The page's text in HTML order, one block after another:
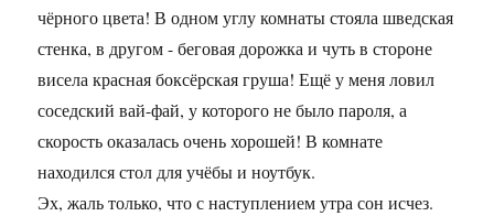
чёрного цвета! В одном углу комнаты стояла шведская
стенка, в другом - беговая дорожка и чуть в стороне
висела красная боксёрская груша! Ещё у меня ловил
соседский вай-фай, у которого не было пароля, а
скорость оказалась очень хорошей! В комнате
находился стол для учёбы и ноутбук.
Эх, жаль только, что с наступлением утра сон исчез.